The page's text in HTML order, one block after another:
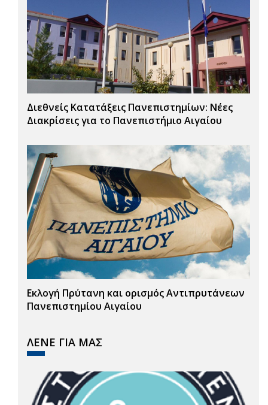
Διεθνείς Κατατάξεις Πανεπιστημίων: Νέες
Διακρίσεις για το Πανεπιστήμιο Αιγαίου
Εκλογή Πρύτανη και ορισμός Αντιπρυτάνεων
Πανεπιστημίου Αιγαίου
ΛΕΝΕ ΓΙΑ ΜΑΣ